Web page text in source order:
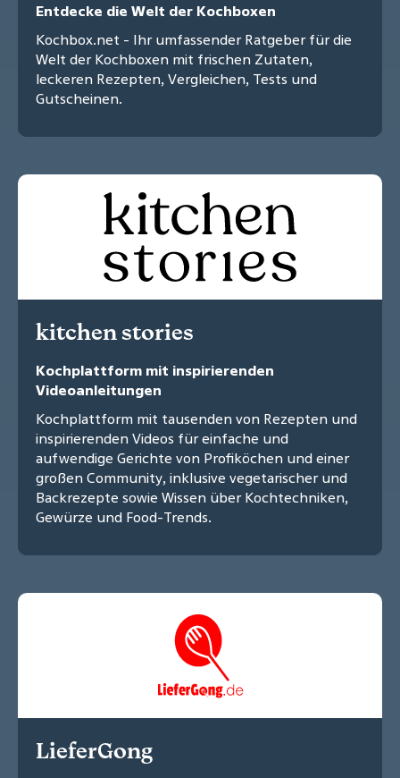
Entdecke die Welt der Kochboxen
Kochbox.net - Ihr umfassender Ratgeber für die
Welt der Kochboxen mit frischen Zutaten,
leckeren Rezepten, Vergleichen, Tests und
Gutscheinen.
kitchen stories
Kochplattform mit inspirierenden
Videoanleitungen
Kochplattform mit tausenden von Rezepten und
inspirierenden Videos für einfache und
aufwendige Gerichte von Profiköchen und einer
großen Community, inklusive vegetarischer und
Backrezepte sowie Wissen über Kochtechniken,
Gewürze und Food-Trends.
LieferGong